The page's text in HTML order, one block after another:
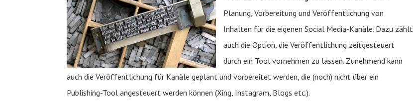
Planung, Vorbereitung und Veröffentlichung von
Inhalten für die eigenen Social Media-Kanäle. Dazu zählt
auch die Option, die Veröffentlichung zeitgesteuert
durch ein Tool vornehmen zu lassen. Zunehmend kann
auch die Veröffentlichung für Kanäle geplant und vorbereitet werden, die (noch) nicht über ein
Publishing-Tool angesteuert werden können (Xing, Instagram, Blogs etc.).